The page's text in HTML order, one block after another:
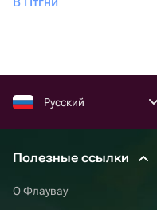
Русский
Полезные ссылки
О Флаувау